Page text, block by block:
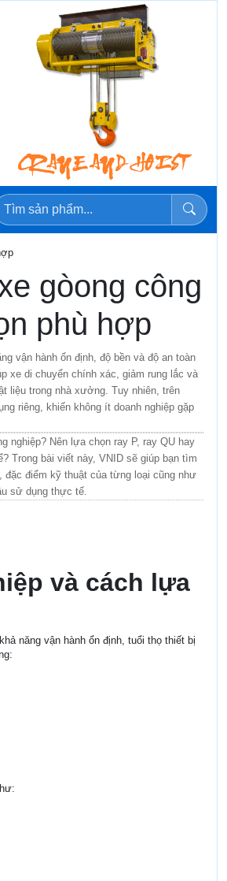
gòong công
phù hợp
vận hành ổn định, độ bền và độ an toàn
xe di chuyển chính xác, giảm rung lắc và
liệu trong nhà xưởng. Tuy nhiên, trên
riêng, khiến không ít doanh nghiệp gặp
nghiệp? Nên lựa chọn ray P, ray QU hay
Trong bài viết này, VNID sẽ giúp bạn tìm
đặc điểm kỹ thuật của từng loại cũng như
sử dụng thực tế.
và cách lựa
năng vận hành ổn định, tuổi thọ thiết bị